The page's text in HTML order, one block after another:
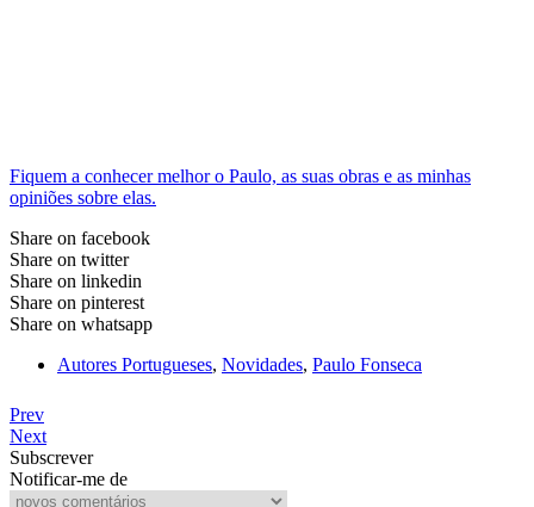
Fiquem a conhecer melhor o Paulo, as suas obras e as minhas
opiniões sobre elas.
Share on facebook
Share on twitter
Share on linkedin
Share on pinterest
Share on whatsapp
Autores Portugueses, Novidades, Paulo Fonseca
Prev
Next
Subscrever
Notificar-me de